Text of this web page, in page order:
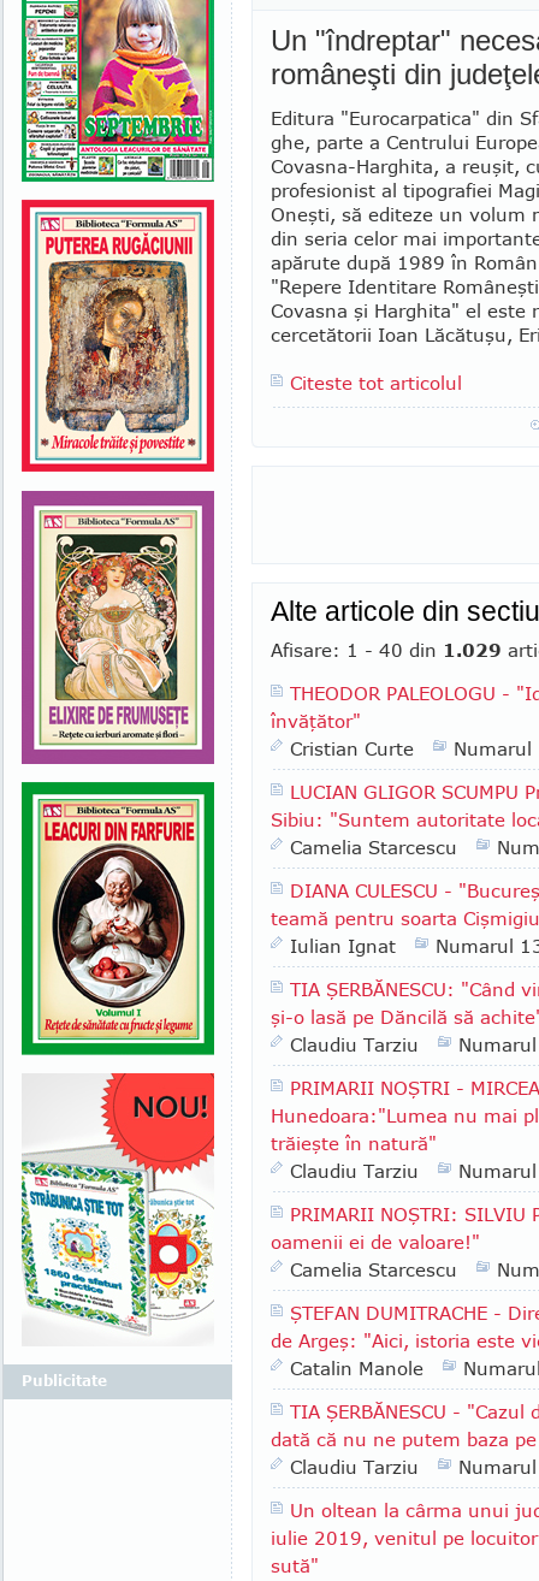
Un "îndreptar"
româneşti din
Editura "Eurocarpatica" din
ghe, parte a Centrului
Covasna-Harghita, a reuşit,
profesionist al tipografiei
Oneşti, să editeze un volum
din seria celor mai
apărute după 1989 în
"Repere Identitare
Co­vasna şi Harghita" el este
cercetătorii Ioan Lă­cătuşu,
Citeste tot articolul
Alte articole din
Afisare: 1 - 40 din 1.029
THEODOR PALEOLOGU -
învăţător"
Cristian Curte
Numarul
LUCIAN GLIGOR
Sibiu: "Suntem autoritate
Camelia Starcescu
DIANA CULESCU -
teamă pentru soarta
Iulian Ignat
Numarul
TIA ŞERBĂNESCU: "Când
şi-o lasă pe Dăncilă să
Claudiu Tarziu
PRIMARII NOŞTRI -
Hunedoara:"Lumea nu mai
trăieşte în natură"
Claudiu Tarziu
PRIMARII NOŞTRI: SILVIU
oamenii ei de valoare!"
Camelia Starcescu
ŞTEFAN DUMITRACHE -
de Argeş: "Aici, istoria este
Catalin Manole
TIA ŞERBĂNESCU -
dată că nu ne putem baza
Claudiu Tarziu
Un oltean la cârma unui
iulie 2019, venitul pe
sută"
Publicitate